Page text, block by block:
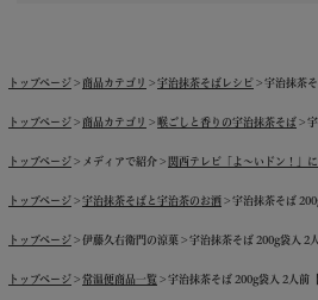
トップページ 商品カテゴリ 宇治抹茶そばレシピ 宇治抹茶
トップページ 商品カテゴリ 喉ごしと香りの宇治抹茶そば
トップページ メディアで紹介 関西テレビ「よ～いドン！」
トップページ 宇治抹茶そばと宇治茶のお酒 宇治抹茶そば
トップページ 伊藤久右衛門の涼菓 宇治抹茶そば 200g袋入 2
トップページ 常温便商品一覧 宇治抹茶そば 200g袋入 2人前